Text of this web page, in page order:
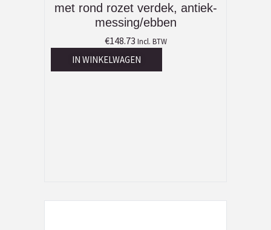
met rond rozet verdek, antiek-
messing/ebben
€148.73 Incl. BTW
IN WINKELWAGEN